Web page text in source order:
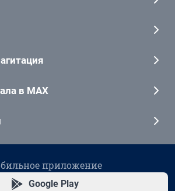
в MAX
приложение
Google Play